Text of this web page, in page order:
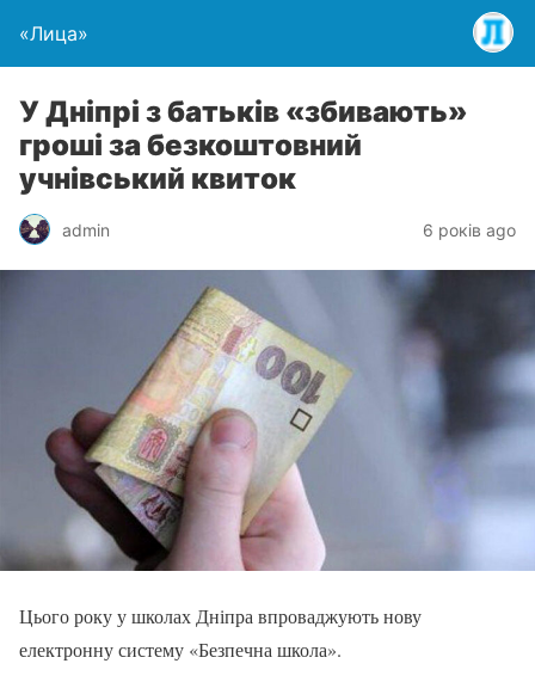
«Лица»
У Дніпрі з батьків «збивають»
гроші за безкоштовний
учнівський квиток
admin 6 років ago
Цього року у школах Дніпра впроваджують нову
електронну систему «Безпечна школа».